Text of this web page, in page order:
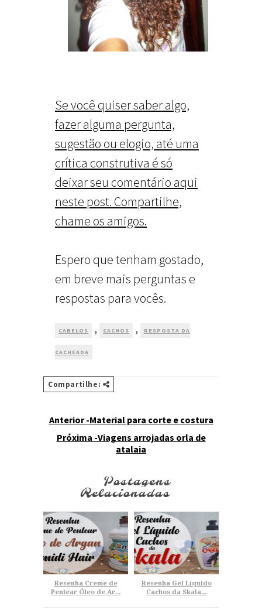
Se você quiser saber algo,
fazer alguma pergunta,
sugestão ou elogio, até uma
crítica construtiva é só
deixar seu comentário aqui
neste post. Compartilhe,
chame os amigos.
Espero que tenham gostado,
em breve mais perguntas e
respostas para vocês.
CABELOS , CACHOS , RESPOSTA DA
CACHEADA
Compartilhe:
Anterior -Material para corte e costura
Próxima -Viagens arrojadas orla de
atalaia
Postagens
Relacionadas
Resenha Creme de
Pentear Óleo de Ar...
Resenha Gel Líquido
Cachos da Skala...